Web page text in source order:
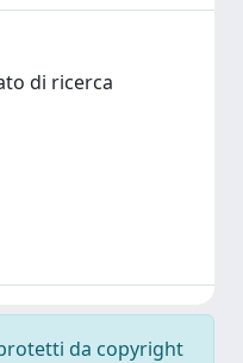
di ricerca
da copyright